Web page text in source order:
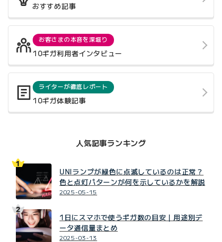
おすすめ記事
お客さまの本音を深堀り
10ギガ利用者インタビュー
ライターが徹底レポート
10ギガ体験記事
人気記事ランキング
UNIランプが緑色に点滅しているのは正常？
色と点灯パターンが何を示しているかを解説
2025-05-15
1日にスマホで使うギガ数の目安｜用途別デ
ータ通信量まとめ
2025-03-13